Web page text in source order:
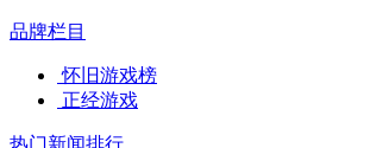
品牌栏目
怀旧游戏榜
正经游戏
热门新闻排行